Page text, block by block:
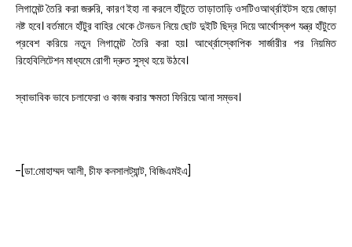
লিগামেন্ট তৈরি করা জরুরি, কারণ ইহা না করলে হাঁটুতে তাড়াতাড়ি ওসটিওআর্থ্রাইটস হয়ে জোড়া
নষ্ট হবে। বর্তমানে হাঁটুর বাহির থেকে টেনডন নিয়ে ছোট দুইটি ছিদ্র দিয়ে আর্থোস্কপ যন্ত্র হাঁটুতে
প্রবেশ করিয়ে নতুন লিগামেন্ট তৈরি করা হয়। আর্থ্রোস্কোপিক সার্জারীর পর নিয়মিত
রিহেবিলিটেশন মাধ্যমে রোগী দ্রুত সুস্থ হয়ে উঠবে।
স্বাভাবিক ভাবে চলাফেরা ও কাজ করার ক্ষমতা ফিরিয়ে আনা সম্ভব।
-[ডা:মোহাম্মদ আলী, চীফ কনসালট্যান্ট, বিজিএমইএ]